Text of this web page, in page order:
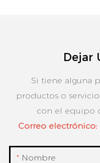
Dejar
Si tiene alguna
productos o
con el equipo
Correo electrónico:
Nombre